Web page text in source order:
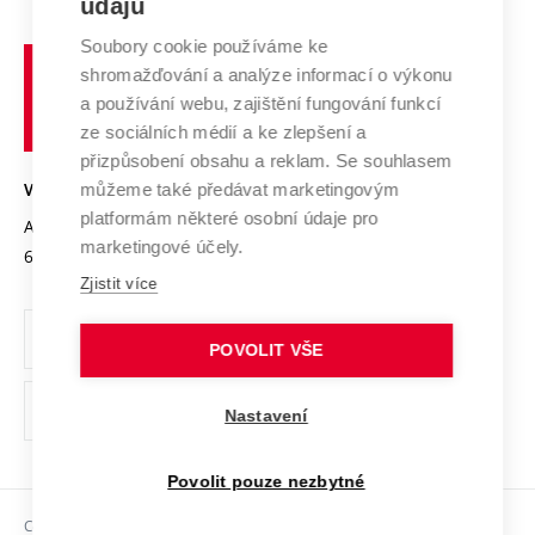
Systém zajišťování kvality výzkumu
Výzkumné infrastruktury
Transfer znalostí
Open Science
Projekty
Projekty ze strukturálních fondů
Specifický výzkum
Zahraniční spolupráce
Spolupráce se školami
Mezinárodní dohody
Univerzitní sítě
Profil univerzity
Udržitelná univerzita
Podnikavá univerzita / ContriBUTe
Bezpečná univerzita
Vyznamenání
Organizační struktura
Ochrana osobních údajů
odkaz)
Sociální bezpečí
učení
technické
Brně
VYSOKÉ UČENÍ TECHNICKÉ V BRNĚ
Antonínská 548/1
602 00 Brno
www.vut.cz
vut@vutbr.cz
Copyright © 2026 VUT
údajů
Soubory cookie používáme ke
shromažďování a analýze informací o výkonu
a používání webu, zajištění fungování funkcí
ze sociálních médií a ke zlepšení a
přizpůsobení obsahu a reklam. Se souhlasem
můžeme také předávat marketingovým
platformám některé osobní údaje pro
marketingové účely.
Zjistit více
POVOLIT VŠE
Nastavení
Povolit pouze nezbytné